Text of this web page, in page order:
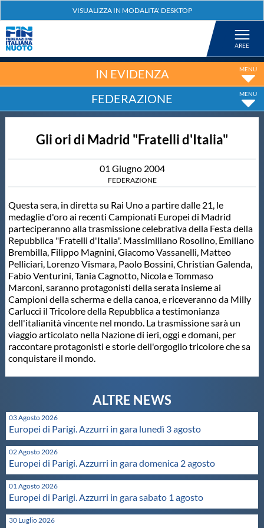
Nuoto
Tuffi
Fondo
Salvamento
Master
Formazione
GUG
Propaganda
Centri Federali
Area Legislativa
IN EVIDENZA
FEDERAZIONE
Gli ori di Madrid "Fratelli d'Italia"
01 Giugno 2004
FEDERAZIONE
Questa sera, in diretta su Rai Uno a partire dalle 21, le
medaglie d'oro ai recenti Campionati Europei di Madrid
parteciperanno alla trasmissione celebrativa della Festa della
Repubblica "Fratelli d'Italia". Massimiliano Rosolino, Emiliano
Brembilla, Filippo Magnini, Giacomo Vassanelli, Matteo
Pelliciari, Lorenzo Vismara, Paolo Bossini, Christian Galenda,
Fabio Venturini, Tania Cagnotto, Nicola e Tommaso
Marconi, saranno protagonisti della serata insieme ai
Campioni della scherma e della canoa, e riceveranno da Milly
Carlucci il Tricolore della Repubblica a testimonianza
dell'italianità vincente nel mondo. La trasmissione sarà un
viaggio articolato nella Nazione di ieri, oggi e domani, per
raccontare protagonisti e storie dell'orgoglio tricolore che sa
conquistare il mondo.
03 Agosto 2026
Europei di Parigi. Azzurri in gara lunedì 3 agosto
02 Agosto 2026
Europei di Parigi. Azzurri in gara domenica 2 agosto
01 Agosto 2026
Europei di Parigi. Azzurri in gara sabato 1 agosto
30 Luglio 2026